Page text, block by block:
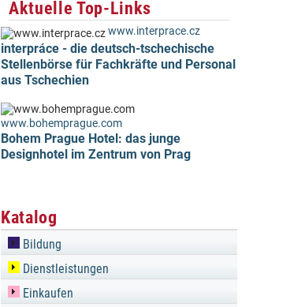
Aktuelle Top-Links
www.interprace.cz
interpráce - die deutsch-tschechische
Stellenbörse für Fachkräfte und Personal
aus Tschechien
www.bohemprague.com
Bohem Prague Hotel: das junge
Designhotel im Zentrum von Prag
Katalog
Bildung
Dienstleistungen
Einkaufen